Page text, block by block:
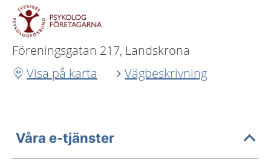
Föreningsgatan 217, Landskrona
Visa på karta
Vägbeskrivning
Våra e-tjänster